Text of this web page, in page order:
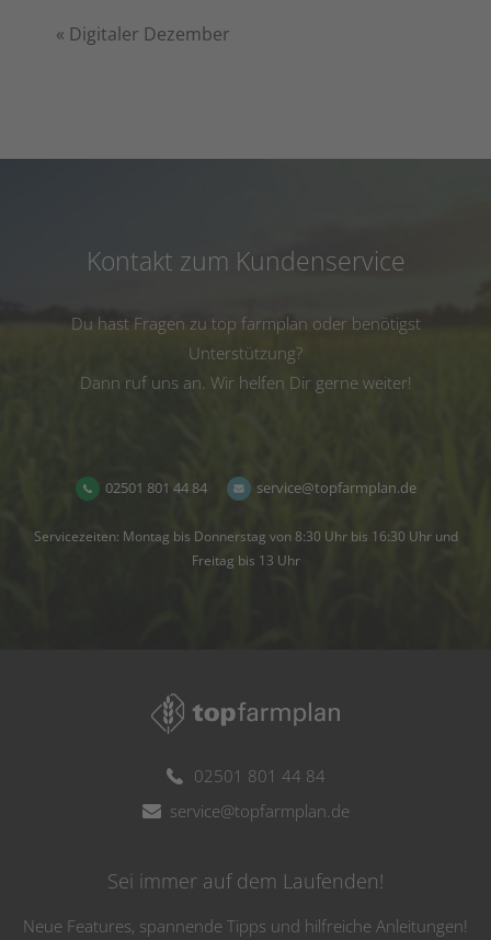
« Digitaler Dezember
Kontakt zum Kundenservice
Du hast Fragen zu top farmplan oder benötigst
Unterstützung?
Dann ruf uns an. Wir helfen Dir gerne weiter!
02501 801 44 84 service@topfarmplan.de
Servicezeiten: Montag bis Donnerstag von 8:30 Uhr bis 16:30 Uhr und
Freitag bis 13 Uhr
02501 801 44 84
service@topfarmplan.de
Sei immer auf dem Laufenden!
Neue Features, spannende Tipps und hilfreiche Anleitungen!